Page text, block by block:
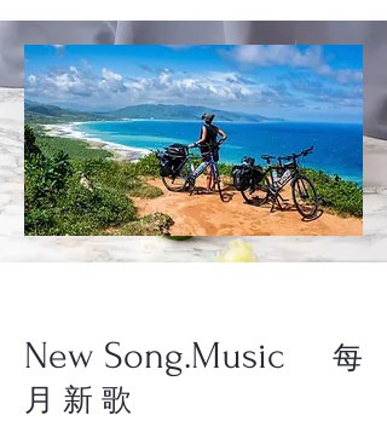
New Song.Music
每
月 新 歌